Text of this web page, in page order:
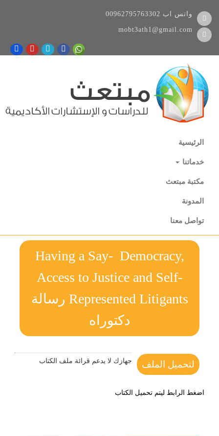
00962795763302 واتس اب
mobt3ath1@gmail.com
الرئيسية
خدماتنا
مكتبة مبتعث
المدونة
تواصل معنا
Having a Say- Democracy,
Access to Justice and Self-
Represented Litigants رسالة
دكتوراه
لتحميل الملف جهازك لا يدعم قرائة ملف الكتاب
اضغط الرابط ليتم تحميل الكتاب